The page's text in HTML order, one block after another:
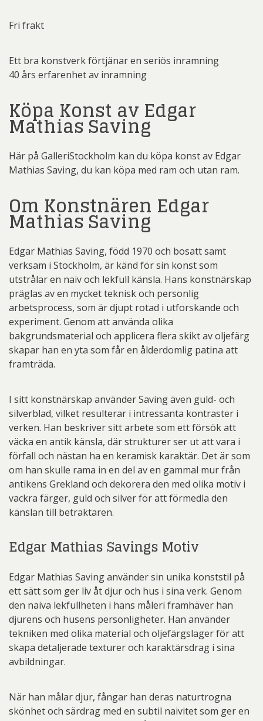
Fri frakt
Ett bra konstverk förtjänar en seriös inramning
40 års erfarenhet av inramning
Köpa Konst av Edgar
Mathias Saving
Här på GalleriStockholm kan du köpa konst av Edgar
Mathias Saving, du kan köpa med ram och utan ram.
Om Konstnären Edgar
Mathias Saving
Edgar Mathias Saving, född 1970 och bosatt samt
verksam i Stockholm, är känd för sin konst som
utstrålar en naiv och lekfull känsla. Hans konstnärskap
präglas av en mycket teknisk och personlig
arbetsprocess, som är djupt rotad i utforskande och
experiment. Genom att använda olika
bakgrundsmaterial och applicera flera skikt av oljefärg
skapar han en yta som får en ålderdomlig patina att
framträda.
I sitt konstnärskap använder Saving även guld- och
silverblad, vilket resulterar i intressanta kontraster i
verken. Han beskriver sitt arbete som ett försök att
väcka en antik känsla, där strukturer ser ut att vara i
förfall och nästan ha en keramisk karaktär. Det är som
om han skulle rama in en del av en gammal mur från
antikens Grekland och dekorera den med olika motiv i
vackra färger, guld och silver för att förmedla den
känslan till betraktaren.
Edgar Mathias Savings Motiv
Edgar Mathias Saving använder sin unika konststil på
ett sätt som ger liv åt djur och hus i sina verk. Genom
den naiva lekfullheten i hans måleri framhäver han
djurens och husens personligheter. Han använder
tekniken med olika material och oljefärgslager för att
skapa detaljerade texturer och karaktärsdrag i sina
avbildningar.
När han målar djur, fångar han deras naturtrogna
skönhet och särdrag med en subtil naivitet som ger en